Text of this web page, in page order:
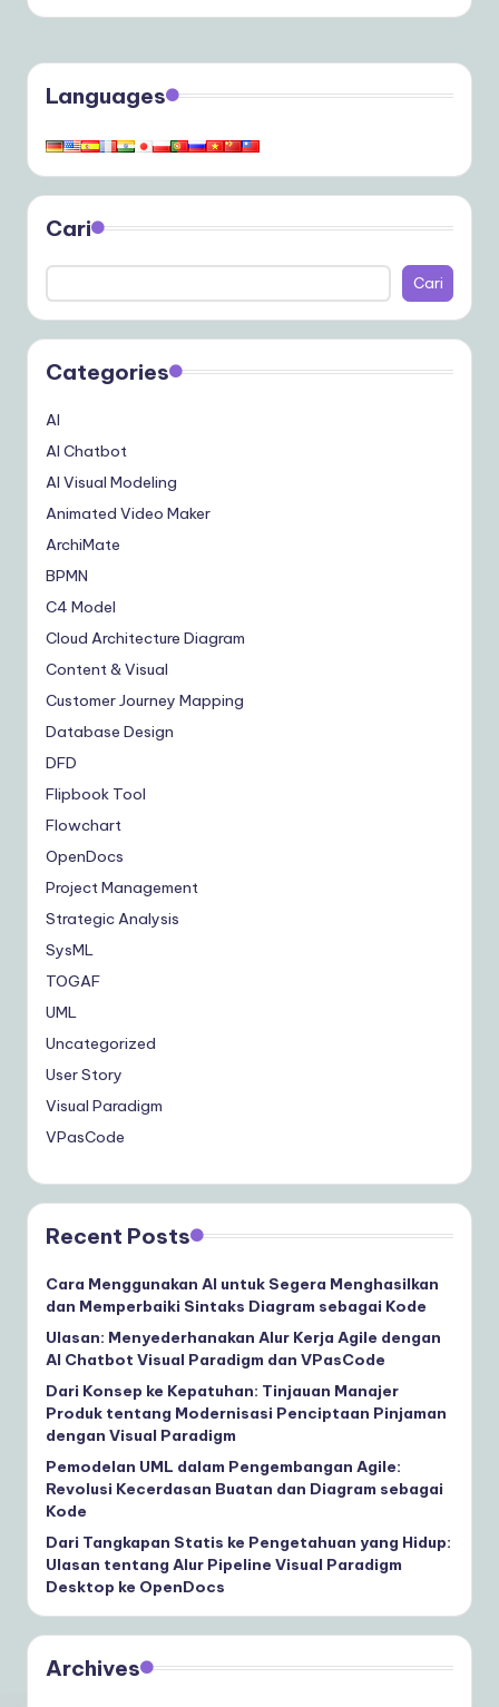
Languages
Cari
Cari
Categories
AI
AI Chatbot
AI Visual Modeling
Animated Video Maker
ArchiMate
BPMN
C4 Model
Cloud Architecture Diagram
Content & Visual
Customer Journey Mapping
Database Design
DFD
Flipbook Tool
Flowchart
OpenDocs
Project Management
Strategic Analysis
SysML
TOGAF
UML
Uncategorized
User Story
Visual Paradigm
VPasCode
Recent Posts
Cara Menggunakan AI untuk Segera Menghasilkan
dan Memperbaiki Sintaks Diagram sebagai Kode
Ulasan: Menyederhanakan Alur Kerja Agile dengan
AI Chatbot Visual Paradigm dan VPasCode
Dari Konsep ke Kepatuhan: Tinjauan Manajer
Produk tentang Modernisasi Penciptaan Pinjaman
dengan Visual Paradigm
Pemodelan UML dalam Pengembangan Agile:
Revolusi Kecerdasan Buatan dan Diagram sebagai
Kode
Dari Tangkapan Statis ke Pengetahuan yang Hidup:
Ulasan tentang Alur Pipeline Visual Paradigm
Desktop ke OpenDocs
Archives